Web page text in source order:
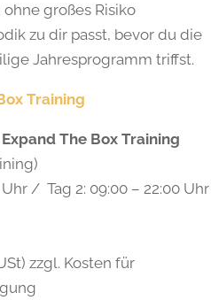
großes Risiko
zu dir passt, bevor du die
Jahresprogramm triffst.
Training
The Box Training
Uhr / Tag 2: 09:00 – 22:00 Uhr
zzgl. Kosten für